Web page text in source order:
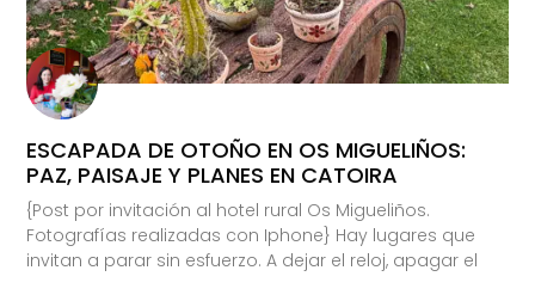
ESCAPADA DE OTOÑO EN OS MIGUELIÑOS:
PAZ, PAISAJE Y PLANES EN CATOIRA
{Post por invitación al hotel rural Os Migueliños.
Fotografías realizadas con Iphone} Hay lugares que
invitan a parar sin esfuerzo. A dejar el reloj, apagar el